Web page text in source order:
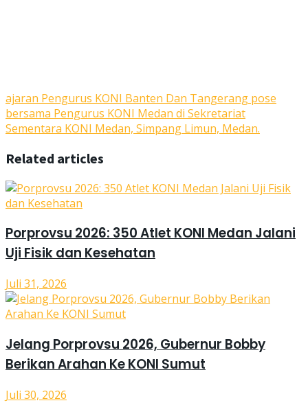
ajaran Pengurus KONI Banten Dan Tangerang pose
bersama Pengurus KONI Medan di Sekretariat
Sementara KONI Medan, Simpang Limun, Medan.
Related articles
Porprovsu 2026: 350 Atlet KONI Medan Jalani
Uji Fisik dan Kesehatan
Juli 31, 2026
Jelang Porprovsu 2026, Gubernur Bobby
Berikan Arahan Ke KONI Sumut
Juli 30, 2026